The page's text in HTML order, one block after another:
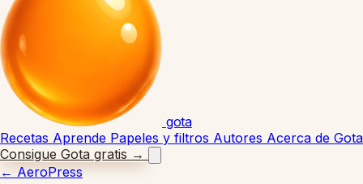
gota
Recetas Aprende Papeles y filtros Autores Acerca de Gota
Consigue Gota gratis →
← AeroPress